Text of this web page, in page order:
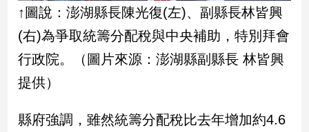
冠
病
毒
專
區
南
↑圖說：澎湖縣長陳光復(左)、副縣長林皆興
(右)為爭取統籌分配稅與中央補助，特別拜會
行政院。（圖片來源：澎湖縣副縣長 林皆興
提供）
縣府強調，雖然統籌分配稅比去年增加約4.6